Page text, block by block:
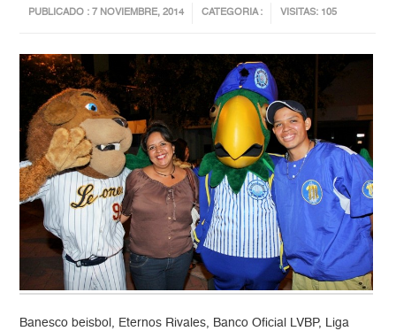
PUBLICADO : 7 NOVIEMBRE, 2014 CATEGORIA : VISITAS: 105
Banesco beisbol, Eternos Rivales, Banco Oficial LVBP, Liga